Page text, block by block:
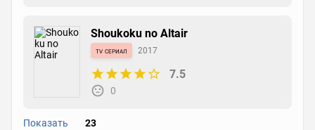
Shoukoku no Altair
tv сериал 2017
7.5
0
Показать 23